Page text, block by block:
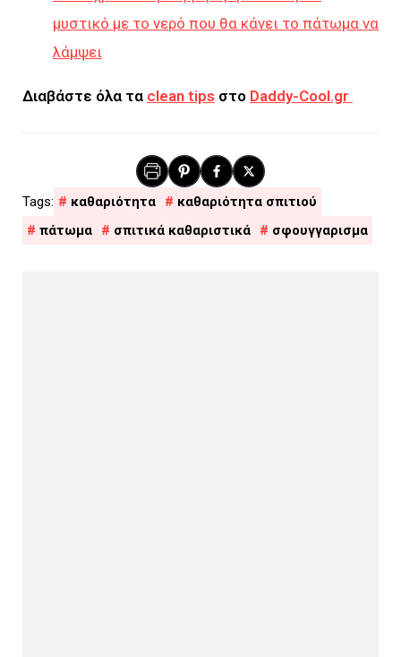
μυστικό με το νερό που θα κάνει το πάτωμα να
λάμψει
Διαβάστε όλα τα clean tips στο Daddy-Cool.gr
καθαριότητα
καθαριότητα σπιτιού
πάτωμα
σπιτικά καθαριστικά σφουγγαρισμα